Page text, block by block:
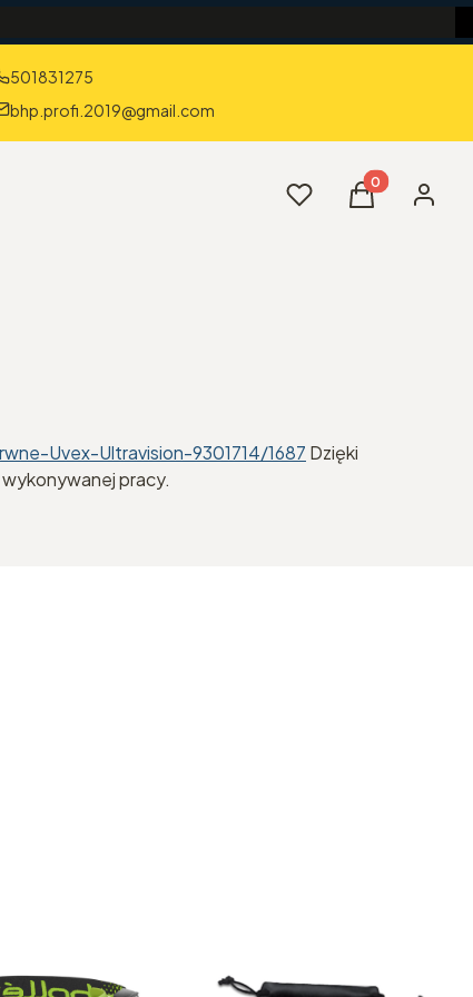
501831275
bhp.profi.2019@gmail.com
UlubioneProdukty w
Koszyk
Uvex-Ultravision-9301714/1687 Dzięki
pracy.